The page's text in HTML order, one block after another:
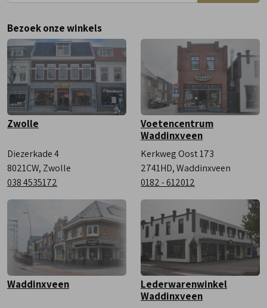
Vrijdag
Zaterdag
9:00 - 17:00
Bezoek onze winkels
Zwolle
Diezerkade 4
8021CW, Zwolle
038 4535172
Voetencentrum
Waddinxveen
Kerkweg Oost 173
2741HD, Waddinxveen
0182 - 612012
Waddinxveen
Lederwarenwinkel
Waddinxveen